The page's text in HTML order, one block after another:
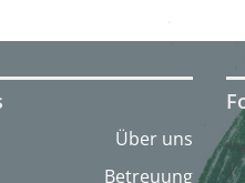
Über uns
Betreuung